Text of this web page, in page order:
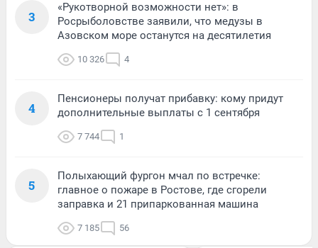
3
«Рукотворной возможности нет»: в
Росрыболовстве заявили, что медузы в
Азовском море останутся на десятилетия
10 326 4
4
Пенсионеры получат прибавку: кому придут
дополнительные выплаты с 1 сентября
7 744 1
5
Полыхающий фургон мчал по встречке:
главное о пожаре в Ростове, где сгорели
заправка и 21 припаркованная машина
7 185 56